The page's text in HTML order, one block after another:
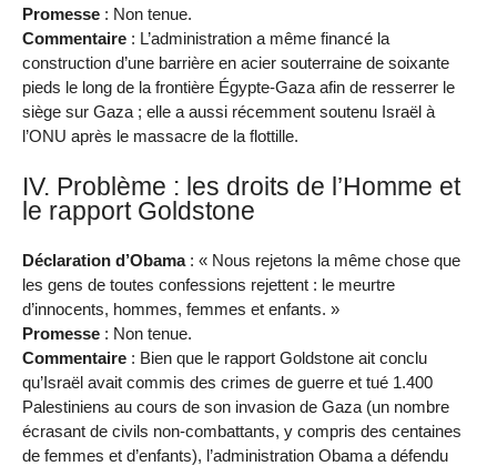
Promesse : Non tenue.
Commentaire : L’administration a même financé la
construction d’une barrière en acier souterraine de soixante
pieds le long de la frontière Égypte-Gaza afin de resserrer le
siège sur Gaza ; elle a aussi récemment soutenu Israël à
l’ONU après le massacre de la flottille.
IV. Problème : les droits de l’Homme et
le rapport Goldstone
Déclaration d’Obama: « Nous rejetons la même chose que
les gens de toutes confessions rejettent : le meurtre
d’innocents, hommes, femmes et enfants. »
Promesse : Non tenue.
Commentaire : Bien que le rapport Goldstone ait conclu
qu’Israël avait commis des crimes de guerre et tué 1.400
Palestiniens au cours de son invasion de Gaza (un nombre
écrasant de civils non-combattants, y compris des centaines
de femmes et d’enfants), l’administration Obama a défendu